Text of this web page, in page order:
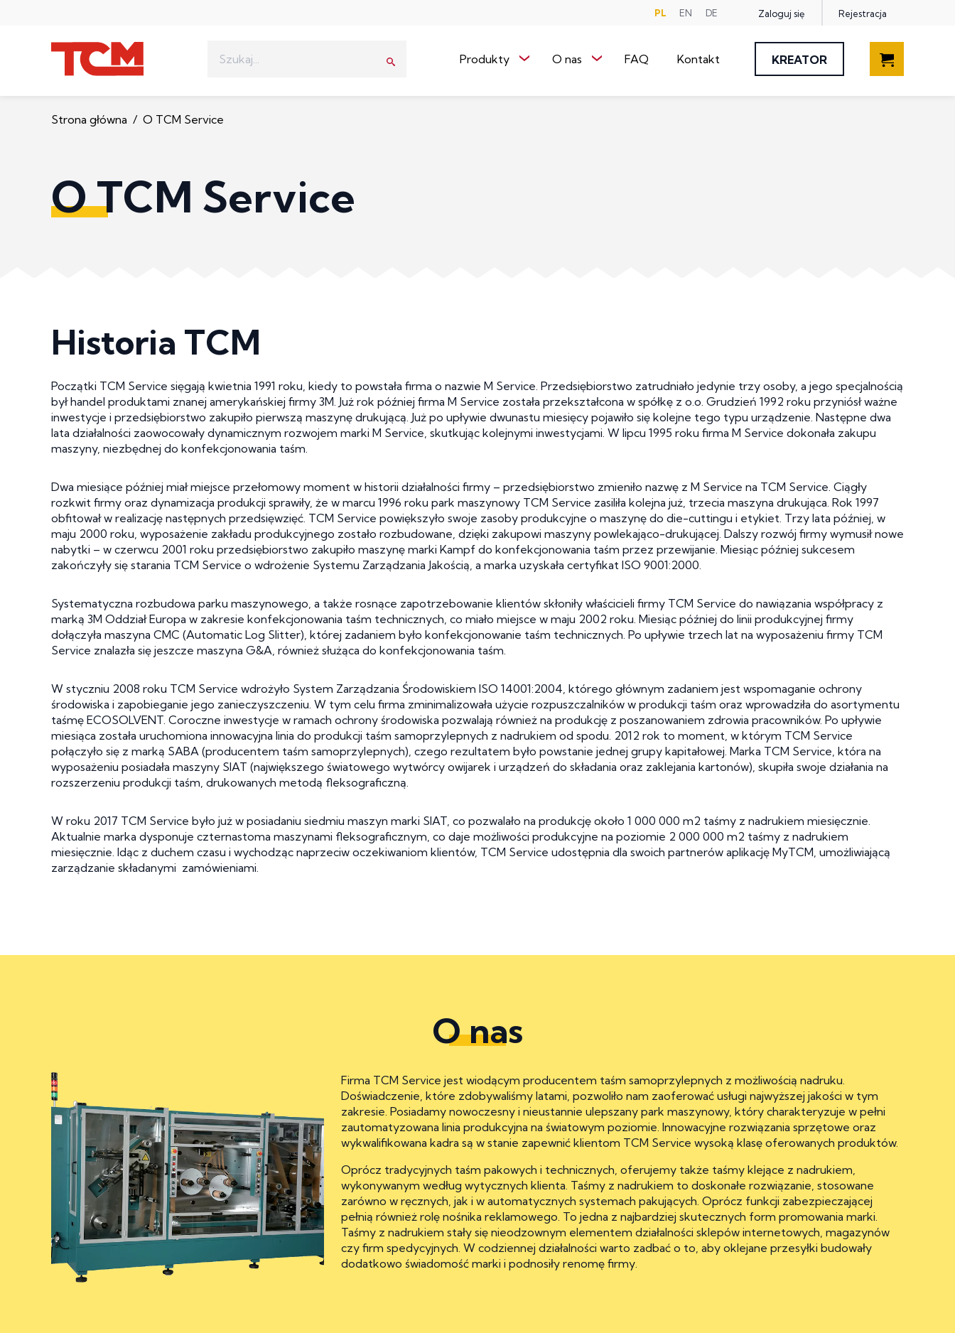
Zmień
witryny
PL EN DE Zaloguj się Rejestracja
Produkty O nas FAQ Kontakt KREATOR
Strona główna / O TCM Service
O TCM Service
Historia TCM
Początki TCM Service sięgają kwietnia 1991 roku, kiedy to powstała firma o nazwie M Service. Przedsiębiorstwo zatrudniało jedynie trzy osoby, a jego specjalnością
był handel produktami znanej amerykańskiej firmy 3M. Już rok później firma M Service została przekształcona w spółkę z o.o. Grudzień 1992 roku przyniósł ważne
inwestycje i przedsiębiorstwo zakupiło pierwszą maszynę drukującą. Już po upływie dwunastu miesięcy pojawiło się kolejne tego typu urządzenie. Następne dwa
lata działalności zaowocowały dynamicznym rozwojem marki M Service, skutkując kolejnymi inwestycjami. W lipcu 1995 roku firma M Service dokonała zakupu
maszyny, niezbędnej do konfekcjonowania taśm.
Dwa miesiące później miał miejsce przełomowy moment w historii działalności firmy – przedsiębiorstwo zmieniło nazwę z M Service na TCM Service. Ciągły
rozkwit firmy oraz dynamizacja produkcji sprawiły, że w marcu 1996 roku park maszynowy TCM Service zasiliła kolejna już, trzecia maszyna drukująca. Rok 1997
obfitował w realizację następnych przedsięwzięć. TCM Service powiększyło swoje zasoby produkcyjne o maszynę do die-cuttingu i etykiet. Trzy lata później, w
maju 2000 roku, wyposażenie zakładu produkcyjnego zostało rozbudowane, dzięki zakupowi maszyny powlekająco-drukującej. Dalszy rozwój firmy wymusił nowe
nabytki – w czerwcu 2001 roku przedsiębiorstwo zakupiło maszynę marki Kampf do konfekcjonowania taśm przez przewijanie. Miesiąc później sukcesem
zakończyły się starania TCM Service o wdrożenie Systemu Zarządzania Jakością, a marka uzyskała certyfikat ISO 9001:2000.
Systematyczna rozbudowa parku maszynowego, a także rosnące zapotrzebowanie klientów skłoniły właścicieli firmy TCM Service do nawiązania współpracy z
marką 3M Oddział Europa w zakresie konfekcjonowania taśm technicznych, co miało miejsce w maju 2002 roku. Miesiąc później do linii produkcyjnej firmy
dołączyła maszyna CMC (Automatic Log Slitter), której zadaniem było konfekcjonowanie taśm technicznych. Po upływie trzech lat na wyposażeniu firmy TCM
Service znalazła się jeszcze maszyna G&A, również służąca do konfekcjonowania taśm.
W styczniu 2008 roku TCM Service wdrożyło System Zarządzania Środowiskiem ISO 14001:2004, którego głównym zadaniem jest wspomaganie ochrony
środowiska i zapobieganie jego zanieczyszczeniu. W tym celu firma zminimalizowała użycie rozpuszczalników w produkcji taśm oraz wprowadziła do asortymentu
taśmę ECOSOLVENT. Coroczne inwestycje w ramach ochrony środowiska pozwalają również na produkcję z poszanowaniem zdrowia pracowników. Po upływie
miesiąca została uruchomiona innowacyjna linia do produkcji taśm samoprzylepnych z nadrukiem od spodu. 2012 rok to moment, w którym TCM Service
połączyło się z marką SABA (producentem taśm samoprzylepnych), czego rezultatem było powstanie jednej grupy kapitałowej. Marka TCM Service, która na
wyposażeniu posiadała maszyny SIAT (największego światowego wytwórcy owijarek i urządzeń do składania oraz zaklejania kartonów), skupiła swoje działania na
rozszerzeniu produkcji taśm, drukowanych metodą fleksograficzną.
W roku 2017 TCM Service było już w posiadaniu siedmiu maszyn marki SIAT, co pozwalało na produkcję około 1 000 000 m2 taśmy z nadrukiem miesięcznie.
Aktualnie marka dysponuje czternastoma maszynami fleksograficznym, co daje możliwości produkcyjne na poziomie 2 000 000 m2 taśmy z nadrukiem
miesięcznie. Idąc z duchem czasu i wychodząc naprzeciw oczekiwaniom klientów, TCM Service udostępnia dla swoich partnerów aplikację MyTCM, umożliwiającą
zarządzanie składanymi zamówieniami.
O nas
Firma TCM Service jest wiodącym producentem taśm samoprzylepnych z możliwością nadruku.
Doświadczenie, które zdobywaliśmy latami, pozwoliło nam zaoferować usługi najwyższej jakości w tym
zakresie. Posiadamy nowoczesny i nieustannie ulepszany park maszynowy, który charakteryzuje w pełni
zautomatyzowana linia produkcyjna na światowym poziomie. Innowacyjne rozwiązania sprzętowe oraz
wykwalifikowana kadra są w stanie zapewnić klientom TCM Service wysoką klasę oferowanych produktów.
Oprócz tradycyjnych taśm pakowych i technicznych, oferujemy także taśmy klejące z nadrukiem,
wykonywanym według wytycznych klienta. Taśmy z nadrukiem to doskonałe rozwiązanie, stosowane
zarówno w ręcznych, jak i w automatycznych systemach pakujących. Oprócz funkcji zabezpieczającej
pełnią również rolę nośnika reklamowego. To jedna z najbardziej skutecznych form promowania marki.
Taśmy z nadrukiem stały się nieodzownym elementem działalności sklepów internetowych, magazynów
czy firm spedycyjnych. W codziennej działalności warto zadbać o to, aby oklejane przesyłki budowały
dodatkowo świadomość marki i podnosiły renomę firmy.